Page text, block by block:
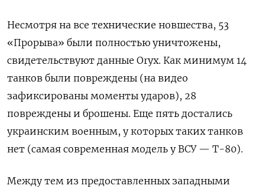
Несмотря на все технические новшества, 53
«Прорыва» были полностью уничтожены,
свидетельствуют данные Oryx. Как минимум 14
танков были повреждены (на видео
зафиксированы моменты ударов), 28
повреждены и брошены. Еще пять достались
украинским военным, у которых таких танков
нет (самая современная модель у ВСУ — Т-80).
Между тем из предоставленных западными